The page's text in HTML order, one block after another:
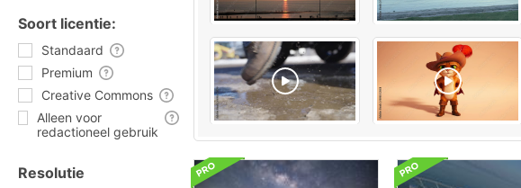
Soort licentie:
Standaard
Premium
Creative Commons
Alleen voor
redactioneel gebruik
Resolutie